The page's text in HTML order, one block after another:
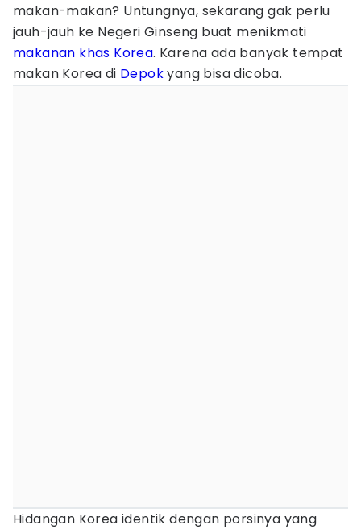
makan-makan? Untungnya, sekarang gak perlu
jauh-jauh ke Negeri Ginseng buat menikmati
makanan khas Korea. Karena ada banyak tempat
makan Korea di Depokyang bisa dicoba.
Hidangan Korea identik dengan porsinya yang